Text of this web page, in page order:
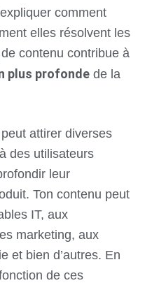
comment
elles résolvent les
contenu contribue à
plus profonde de la
attirer diverses
des utilisateurs
leur
Ton contenu peut
IT, aux
marketing, aux
et bien d’autres. En
de ces